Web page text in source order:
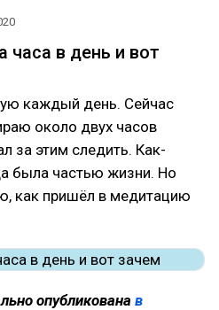
часа в день и вот
каждый день. Сейчас
около двух часов
за этим следить. Как-
была частью жизни. Но
как пришёл в медитацию
опубликована в